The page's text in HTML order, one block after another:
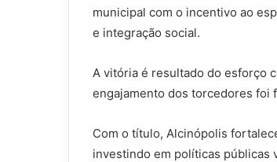
municipal com o incentivo ao
e integração social.
A vitória é resultado do esforço
engajamento dos torcedores foi
Com o título, Alcinópolis
investindo em políticas públicas